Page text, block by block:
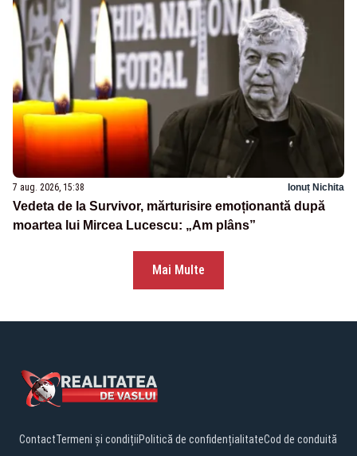
7 aug. 2026, 15:38 Ionuț Nichita
Vedeta de la Survivor, mărturisire emoționantă după
moartea lui Mircea Lucescu: „Am plâns”
Mai Multe
ContactTermeni și condițiiPolitică de confidențialitateCod de conduită